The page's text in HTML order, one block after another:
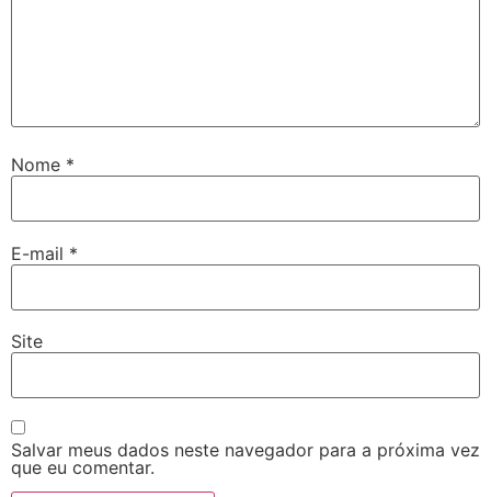
Nome *
E-mail *
Site
Salvar meus dados neste navegador para a próxima vez
que eu comentar.